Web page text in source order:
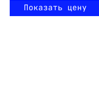
Показать цену